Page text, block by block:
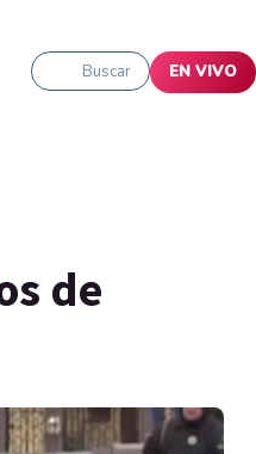
Buscar EN VIVO
de